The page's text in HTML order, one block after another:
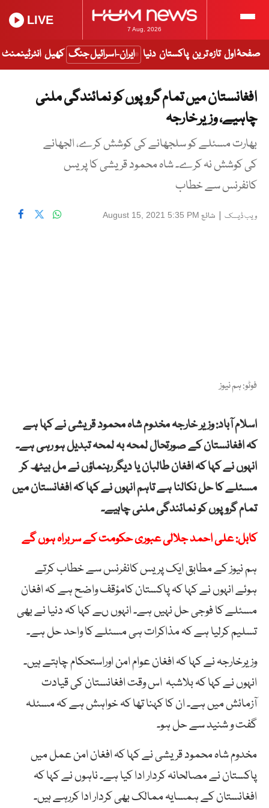
7 Aug, 2026
LIVE
صفحۂ اول تازہ ترین پاکستان دنیا ایران-اسرائیل جنگ کھیل انٹرٹینمنٹ
افغانستان میں تمام گروپوں کو نمائندگی ملنی
چاہیے، وزیر خارجہ
بھارت مسئلے کو سلجھانے کی کوشش کرے، الجھانے
کی کوشش نہ کرے۔ شاہ محمود قریشی کا پریس
کانفرنس سے خطاب
ویب ڈیسک | شائع August 15, 2021 5:35 PM
فوٹو: ہم نیوز
اسلام آباد: وزیر خارجہ مخدوم شاہ محمود قریشی نے کہا ہے
کہ افغانستان کے صورتحال لمحہ بہ لمحہ تبدیل ہو رہی ہے۔
انہوں نے کہا کہ افغان طالبان یا دیگر رہنماؤں نے مل بیٹھ کر
مسئلے کا حل نکالنا ہے تاہم انہوں نے کہا کہ افغانستان میں
تمام گروپوں کو نمائندگی ملنی چاہیے۔
کابل: علی احمد جلالی عبوری حکومت کے سربراہ ہوں گے
ہم نیوز کے مطابق ایک پریس کانفرنس سے خطاب کرتے
ہوئے انہوں نے کہا کہ پاکستان کامؤقف واضح ہے کہ افغان
مسئلے کا فوجی حل نہیں ہے۔ انہوں ںے کہا کہ دنیا نے بھی
تسلیم کرلیا ہے کہ مذاکرات ہی مسئلے کا واحد حل ہے۔
وزیرخارجہ نے کہا کہ افغان عوام امن اوراستحکام چاہتے ہیں۔
انہوں نے کہا کہ بلاشبہ اس وقت افغانستان کی قیادت
آزمائش میں ہے۔ ان کا کہنا تھا کہ خواہش ہے کہ مسئلہ
گفت و شنید سے حل ہو۔
مخدوم شاہ محمود قریشی نے کہا کہ افغان امن عمل میں
پاکستان نے مصالحانہ کردار ادا کیا ہے۔ ناہوں نے کہا کہ
افغانستان کے ہمسایہ ممالک بھی کردار ادا کررہے ہیں۔